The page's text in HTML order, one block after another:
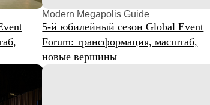
Forum: трансформация, масштаб,
новые вершины
новые